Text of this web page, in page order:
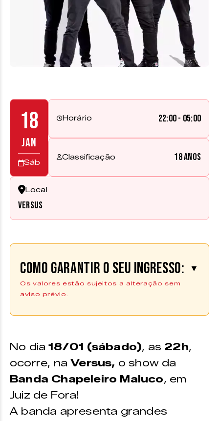
18
JAN
Sáb
Horário 22:00 - 05:00
Classificação 18 anos
Local
Versus
Como garantir o seu ingresso: ▼
Os valores estão sujeitos a alteração sem
aviso prévio.
*Os ingressos também estão diponíveis no ponto de venda
físico do Zine Cultural
VALORES
No dia18/01 (sábado), as 22h,
ocorre, naVersus, o show da
Banda Chapeleiro Maluco, em
Juiz de Fora!
A banda apresenta grandes